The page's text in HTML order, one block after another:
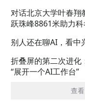
对话北京大学叶春翔
跃珠峰8861米助力
别人还在聊AI，看中
折叠屏的第二次进化
“展开一个AI工作台”
查